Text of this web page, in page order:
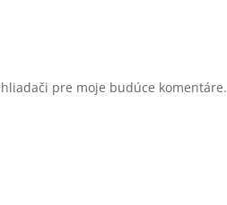
pre moje budúce komentáre.